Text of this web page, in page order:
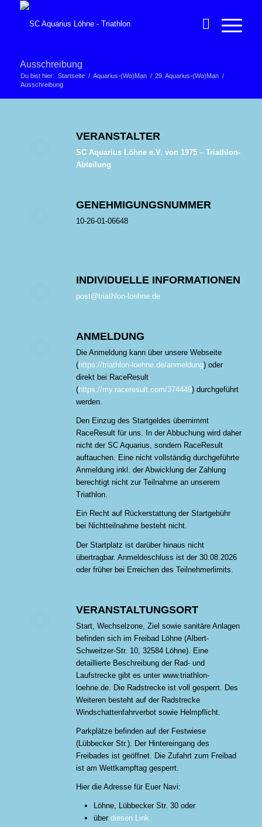
Ausschreibung
Du bist hier: Startseite / Aquarius-(Wo)Man / 29. Aquarius-(Wo)Man /
Ausschreibung
VERANSTALTER
SC Aquarius Löhne e.V. von 1975 – Triathlon-
Abteilung
GENEHMIGUNGSNUMMER
10-26-01-06648
INDIVIDUELLE INFORMATIONEN
post@triathlon-loehne.de
ANMELDUNG
Die Anmeldung kann über unsere Webseite
(https://triathlon-loehne.de/anmeldung) oder
direkt bei RaceResult
(https://my.raceresult.com/374449) durchgeführt
werden.
Den Einzug des Startgeldes übernimmt
RaceResult für uns. In der Abbuchung wird daher
nicht der SC Aquarius, sondern RaceResult
auftauchen. Eine nicht vollständig durchgeführte
Anmeldung inkl. der Abwicklung der Zahlung
berechtigt nicht zur Teilnahme an unserem
Triathlon.
Ein Recht auf Rückerstattung der Startgebühr
bei Nichtteilnahme besteht nicht.
Der Startplatz ist darüber hinaus nicht
übertragbar. Anmeldeschluss ist der 30.08.2026
oder früher bei Erreichen des Teilnehmerlimits.
VERANSTALTUNGSORT
Start, Wechselzone, Ziel sowie sanitäre Anlagen
befinden sich im Freibad Löhne (Albert-
Schweitzer-Str. 10, 32584 Löhne). Eine
detaillierte Beschreibung der Rad- und
Laufstrecke gibt es unter www.triathlon-
loehne.de. Die Radstrecke ist voll gesperrt. Des
Weiteren besteht auf der Radstrecke
Windschattenfahrverbot sowie Helmpflicht.
Parkplätze befinden auf der Festwiese
(Lübbecker Str.). Der Hintereingang des
Freibades ist geöffnet. Die Zufahrt zum Freibad
ist am Wettkampftag gesperrt.
Hier die Adresse für Euer Navi:
Löhne, Lübbecker Str. 30 oder
über diesen Link